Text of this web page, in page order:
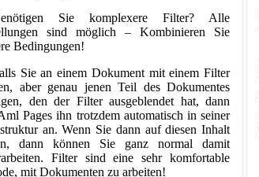
Sie komplexere Filter? Alle
sind möglich – Kombinieren Sie
Bedingungen!
Sie an einem Dokument mit einem Filter
aber genau jenen Teil des Dokumentes
den der Filter ausgeblendet hat, dann
Pages ihn trotzdem automatisch in seiner
an. Wenn Sie dann auf diesen Inhalt
dann können Sie ganz normal damit
Filter sind eine sehr komfortable
mit Dokumenten zu arbeiten!